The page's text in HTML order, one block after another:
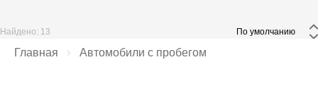
Найдено: 13
Главная Автомобили с пробегом